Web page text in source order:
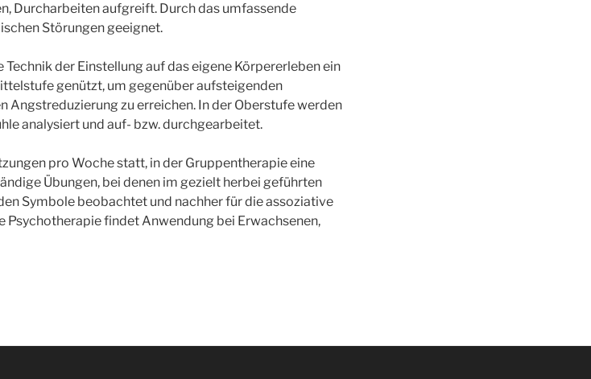
Durcharbeiten aufgreift. Durch das umfassende
Störungen geeignet.
der Einstellung auf das eigene Körpererleben ein
genützt, um gegenüber aufsteigenden
Angstreduzierung zu erreichen. In der Oberstufe werden
analysiert und auf- bzw. durchgearbeitet.
pro Woche statt, in der Gruppentherapie eine
Übungen, bei denen im gezielt herbei geführten
Symbole beobachtet und nachher für die assoziative
findet Anwendung bei Erwachsenen,